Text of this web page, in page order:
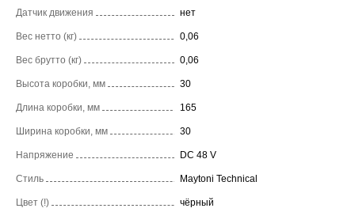
Датчик движения нет
Вес нетто (кг) 0,06
Вес брутто (кг) 0,06
Высота коробки, мм 30
Длина коробки, мм 165
Ширина коробки, мм 30
Напряжение DC 48 V
Стиль Maytoni Technical
Цвет (!) чёрный